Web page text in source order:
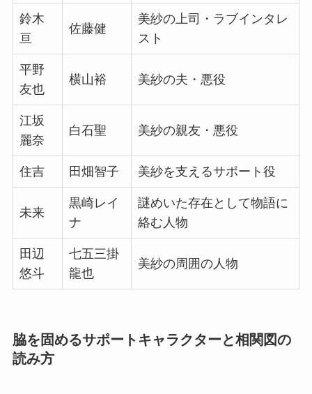
鈴木
亘
佐藤健
美紗の上司・ラブインタレ
スト
平野
友也
横山裕 美紗の夫・悪役
江坂
麗奈
白石聖 美紗の親友・悪役
住吉 田畑智子 美紗を支えるサポート役
未来
黒崎レイ
ナ
謎めいた存在として物語に
絡む人物
田辺
悠斗
七五三掛
龍也
美紗の周囲の人物
脇を固めるサポートキャラクターと相関図の
読み方